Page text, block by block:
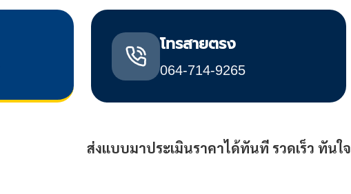
โทรสายตรง
064-714-9265
ส่งแบบมาประเมินราคาได้ทันที รวดเร็ว ทันใจ